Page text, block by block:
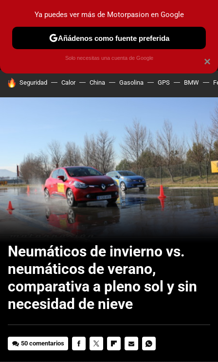
MENÚ NUEVO
COCHES ELÉCTRICOS OBSERVATORIO
HOY SE HABLA DE
Seguridad Calor China Gasolina GPS BMW
Neumáticos de invierno vs.
neumáticos de verano,
comparativa a pleno sol y sin
necesidad de nieve
50 comentarios
×
Ya puedes ver más de Motorpasion en Google
Añádenos como fuente preferida
Solo necesitas una cuenta de Google